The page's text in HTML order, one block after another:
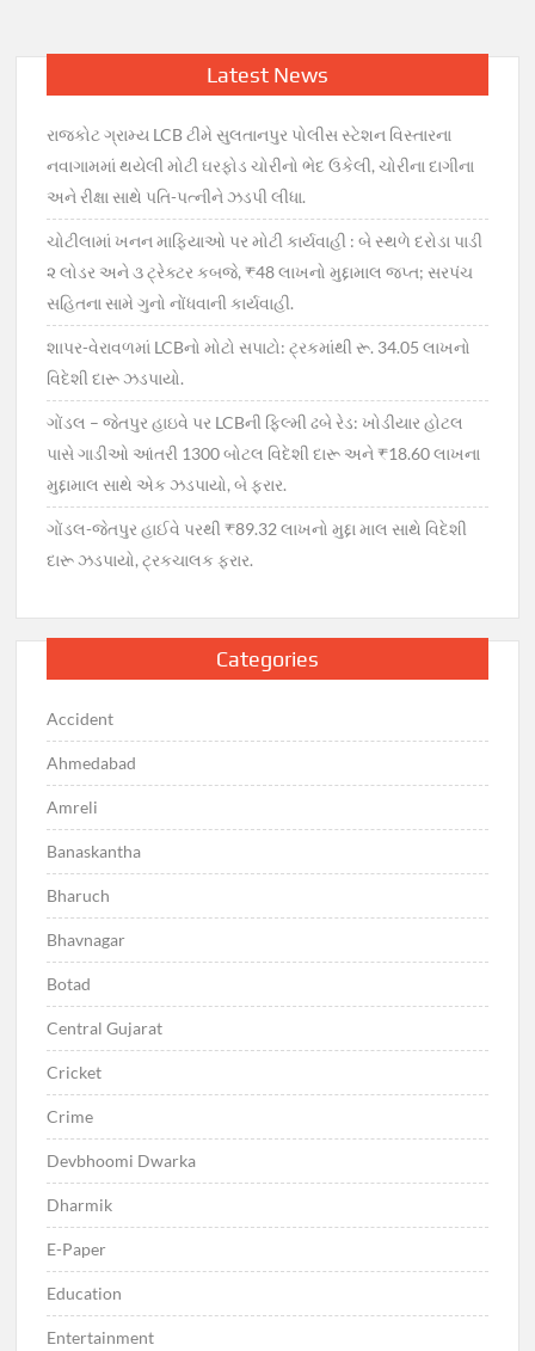
Latest News
રાજકોટ ગ્રામ્ય LCB ટીમે સુલતાનપુર પોલીસ સ્ટેશન વિસ્તારના
નવાગામમાં થયેલી મોટી ઘરફોડ ચોરીનો ભેદ ઉકેલી, ચોરીના દાગીના
અને રીક્ષા સાથે પતિ-પત્નીને ઝડપી લીધા.
ચોટીલામાં ખનન માફિયાઓ પર મોટી કાર્યવાહી : બે સ્થળે દરોડા પાડી
૨ લોડર અને ૩ ટ્રેક્ટર કબજે, ₹48 લાખનો મુદ્દામાલ જપ્ત; સરપંચ
સહિતના સામે ગુનો નોંધવાની કાર્યવાહી.
શાપર-વેરાવળમાં LCBનો મોટો સપાટો: ટ્રકમાંથી રૂ. 34.05 લાખનો
વિદેશી દારૂ ઝડપાયો.
ગોંડલ – જેતપુર હાઇવે પર LCBની ફિલ્મી ઢબે રેડ: ખોડીયાર હોટલ
પાસે ગાડીઓ આંતરી 1300 બોટલ વિદેશી દારૂ અને ₹18.60 લાખના
મુદ્દામાલ સાથે એક ઝડપાયો, બે ફરાર.
ગોંડલ-જેતપુર હાઈવે પરથી ₹89.32 લાખનો મુદ્દા માલ સાથે વિદેશી
દારૂ ઝડપાયો, ટ્રકચાલક ફરાર.
Categories
Accident
Ahmedabad
Amreli
Banaskantha
Bharuch
Bhavnagar
Botad
Central Gujarat
Cricket
Crime
Devbhoomi Dwarka
Dharmik
E-Paper
Education
Entertainment